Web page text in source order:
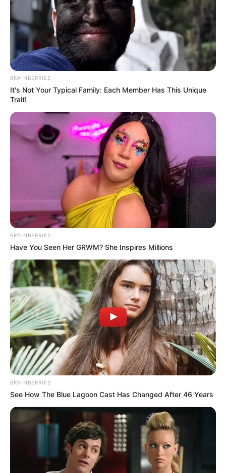
BRAINBERRIES
It's Not Your Typical Family: Each Member Has This Unique
Trait!
BRAINBERRIES
Have You Seen Her GRWM? She Inspires Millions
BRAINBERRIES
See How The Blue Lagoon Cast Has Changed After 46 Years